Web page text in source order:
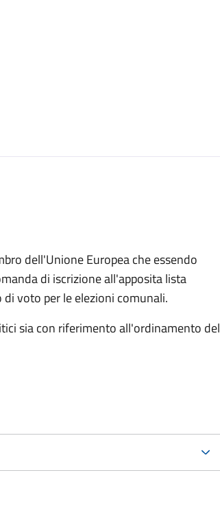
dell'Unione Europea che essendo
di iscrizione all'apposita lista
voto per le elezioni comunali.
sia con riferimento all'ordinamento del